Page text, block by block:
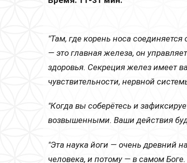
"Там, где корень носа соединяется
— это главная железа, он
здоровья. Секреция желез имеет
чувствительности, нервной
"Когда вы соберётесь и
возвышенными. Ваши действия
"Эта наука йоги — очень древний
человека, и потому — в самом